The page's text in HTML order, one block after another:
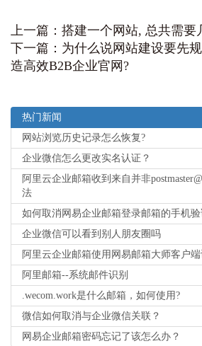
上一篇： 搭建一个网站, 总共需要
下一篇： 为什么说网站建设要先
造高效B2B企业官网?
热门新闻
网站浏览历史记录怎么恢复?
企业微信怎么更改实名认证？
阿里云企业邮箱收到来自并非
法
如何取消网易企业邮箱登录邮箱的手机验
企业微信可以看到别人朋友圈吗
阿里云企业邮箱使用网易邮箱大师客户
阿里邮箱--系统邮件识别
.wecom.work是什么邮箱，如何使用?
微信如何取消与企业微信关联？
网易企业邮箱密码忘记了该怎么办？